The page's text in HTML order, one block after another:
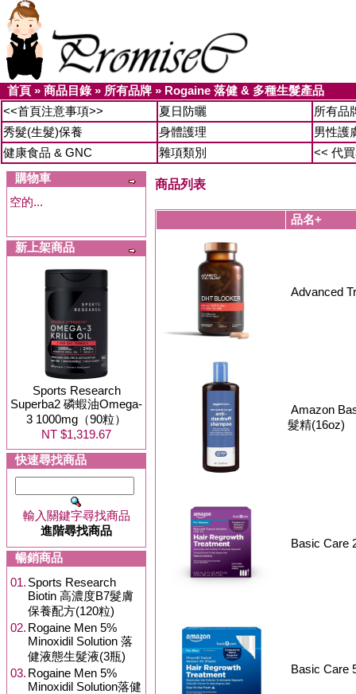
首頁 » 商品目錄» 所有品牌 » Rogaine 落健 & 多種生髮產品
<<首頁注意事項>>
夏日防曬
所有品
秀髮(生髮)保養
身體護理
男性護
健康食品 & GNC
雜項類別
<< 代
購物車
空的...
新上架商品
Sports Research
Superba2 磷蝦油Omega-
3 1000mg（90粒）
NT $1,319.67
快速尋找商品
輸入關鍵字尋找商品
進階尋找商品
暢銷商品
01. Sports Research
Biotin 高濃度B7髮膚
保養配方(120粒)
02. Rogaine Men 5%
Minoxidil Solution 落
健液態生髮液(3瓶)
03. Rogaine Men 5%
Minoxidil Solution落健
商品列表
品名+
Advanced
Amazon
髮精(16oz)
Basic Care
Basic Care